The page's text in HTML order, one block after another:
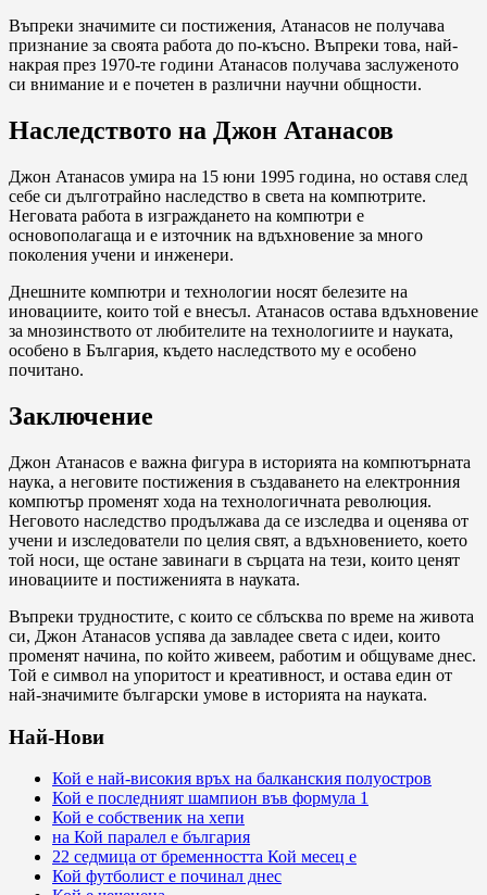
Въпреки значимите си постижения, Атанасов не получава
признание за своята работа до по-късно. Въпреки това, най-
накрая през 1970-те години Атанасов получава заслуженото
си внимание и е почетен в различни научни общности.
Наследството на Джон Атанасов
Джон Атанасов умира на 15 юни 1995 година, но оставя след
себе си дълготрайно наследство в света на компютрите.
Неговата работа в изграждането на компютри е
основополагаща и е източник на вдъхновение за много
поколения учени и инженери.
Днешните компютри и технологии носят белезите на
иновациите, които той е внесъл. Атанасов остава вдъхновение
за мнозинството от любителите на технологиите и науката,
особено в България, където наследството му е особено
почитано.
Заключение
Джон Атанасов е важна фигура в историята на компютърната
наука, а неговите постижения в създаването на електронния
компютър променят хода на технологичната революция.
Неговото наследство продължава да се изследва и оценява от
учени и изследователи по целия свят, а вдъхновението, което
той носи, ще остане завинаги в сърцата на тези, които ценят
иновациите и постиженията в науката.
Въпреки трудностите, с които се сблъсква по време на живота
си, Джон Атанасов успява да завладее света с идеи, които
променят начина, по който живеем, работим и общуваме днес.
Той е символ на упоритост и креативност, и остава един от
най-значимите български умове в историята на науката.
Най-Нови
Кой е най-високия връх на балканския полуостров
Кой е последният шампион във формула 1
Кой е собственик на хепи
на Кой паралел е българия
22 седмица от бременността Кой месец е
Кой футболист е починал днес